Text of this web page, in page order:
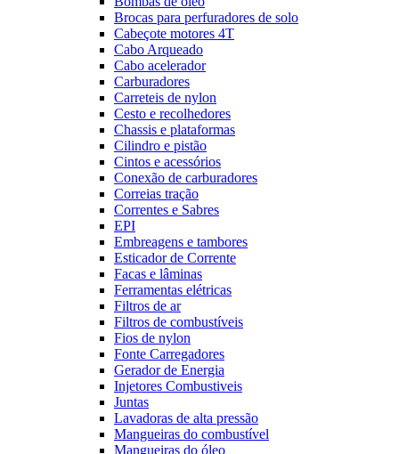
Brocas para perfuradores de solo
Cabeçote motores 4T
Cabo Arqueado
Cabo acelerador
Carburadores
Carreteis de nylon
Cesto e recolhedores
Chassis e plataformas
Cilindro e pistão
Cintos e acessórios
Conexão de carburadores
Correias tração
Correntes e Sabres
EPI
Embreagens e tambores
Esticador de Corrente
Facas e lâminas
Ferramentas elétricas
Filtros de ar
Filtros de combustíveis
Fios de nylon
Fonte Carregadores
Gerador de Energia
Injetores Combustiveis
Juntas
Lavadoras de alta pressão
Mangueiras do combustível
Mangueiras do óleo